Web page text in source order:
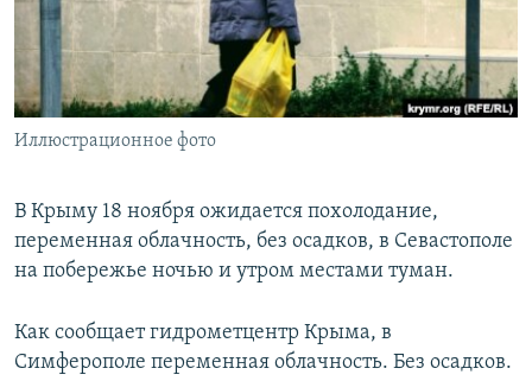
ПОБЕДИТЕЛЕЙ НЕ СУДЯТ?
КРЫМ.НЕПОКОРЕННЫЙ
ELIFBE
УКРАИНСКАЯ ПРОБЛЕМА КРЫМА
ПРИСОЕДИНЯЙТЕСЬ!
Иллюстрационное фото
В Крыму 18 ноября ожидается похолодание,
переменная облачность, без осадков, в Севастополе
на побережье ночью и утром местами туман.
Как сообщает гидрометцентр Крыма, в
Симферополе переменная облачность. Без осадков.